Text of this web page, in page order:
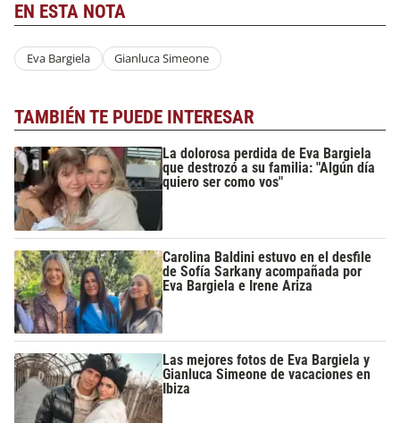
EN ESTA NOTA
Eva Bargiela Gianluca Simeone
TAMBIÉN TE PUEDE INTERESAR
La dolorosa perdida de Eva Bargiela
que destrozó a su familia: "Algún día
quiero ser como vos"
Carolina Baldini estuvo en el desfile
de Sofía Sarkany acompañada por
Eva Bargiela e Irene Ariza
Las mejores fotos de Eva Bargiela y
Gianluca Simeone de vacaciones en
Ibiza